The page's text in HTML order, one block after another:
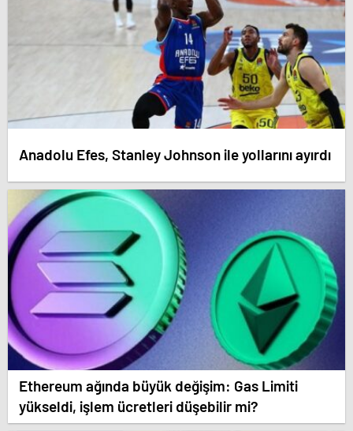
Anadolu Efes, Stanley Johnson ile yollarını ayırdı
Ethereum ağında büyük değişim: Gas Limiti
yükseldi, işlem ücretleri düşebilir mi?